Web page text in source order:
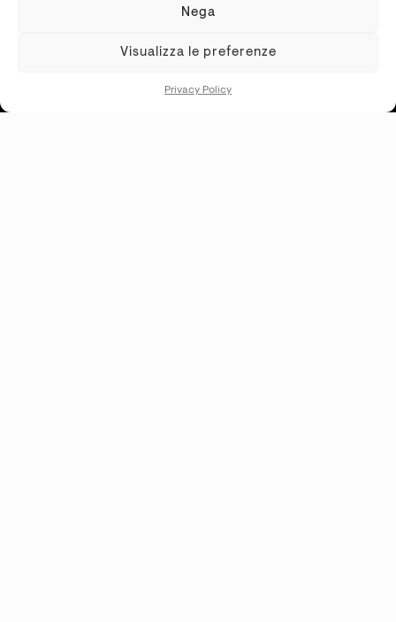
Nega
Visualizza le preferenze
Privacy Policy